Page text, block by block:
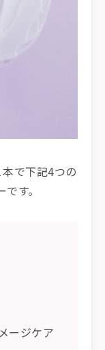
で下記4つの
す。
ージケア